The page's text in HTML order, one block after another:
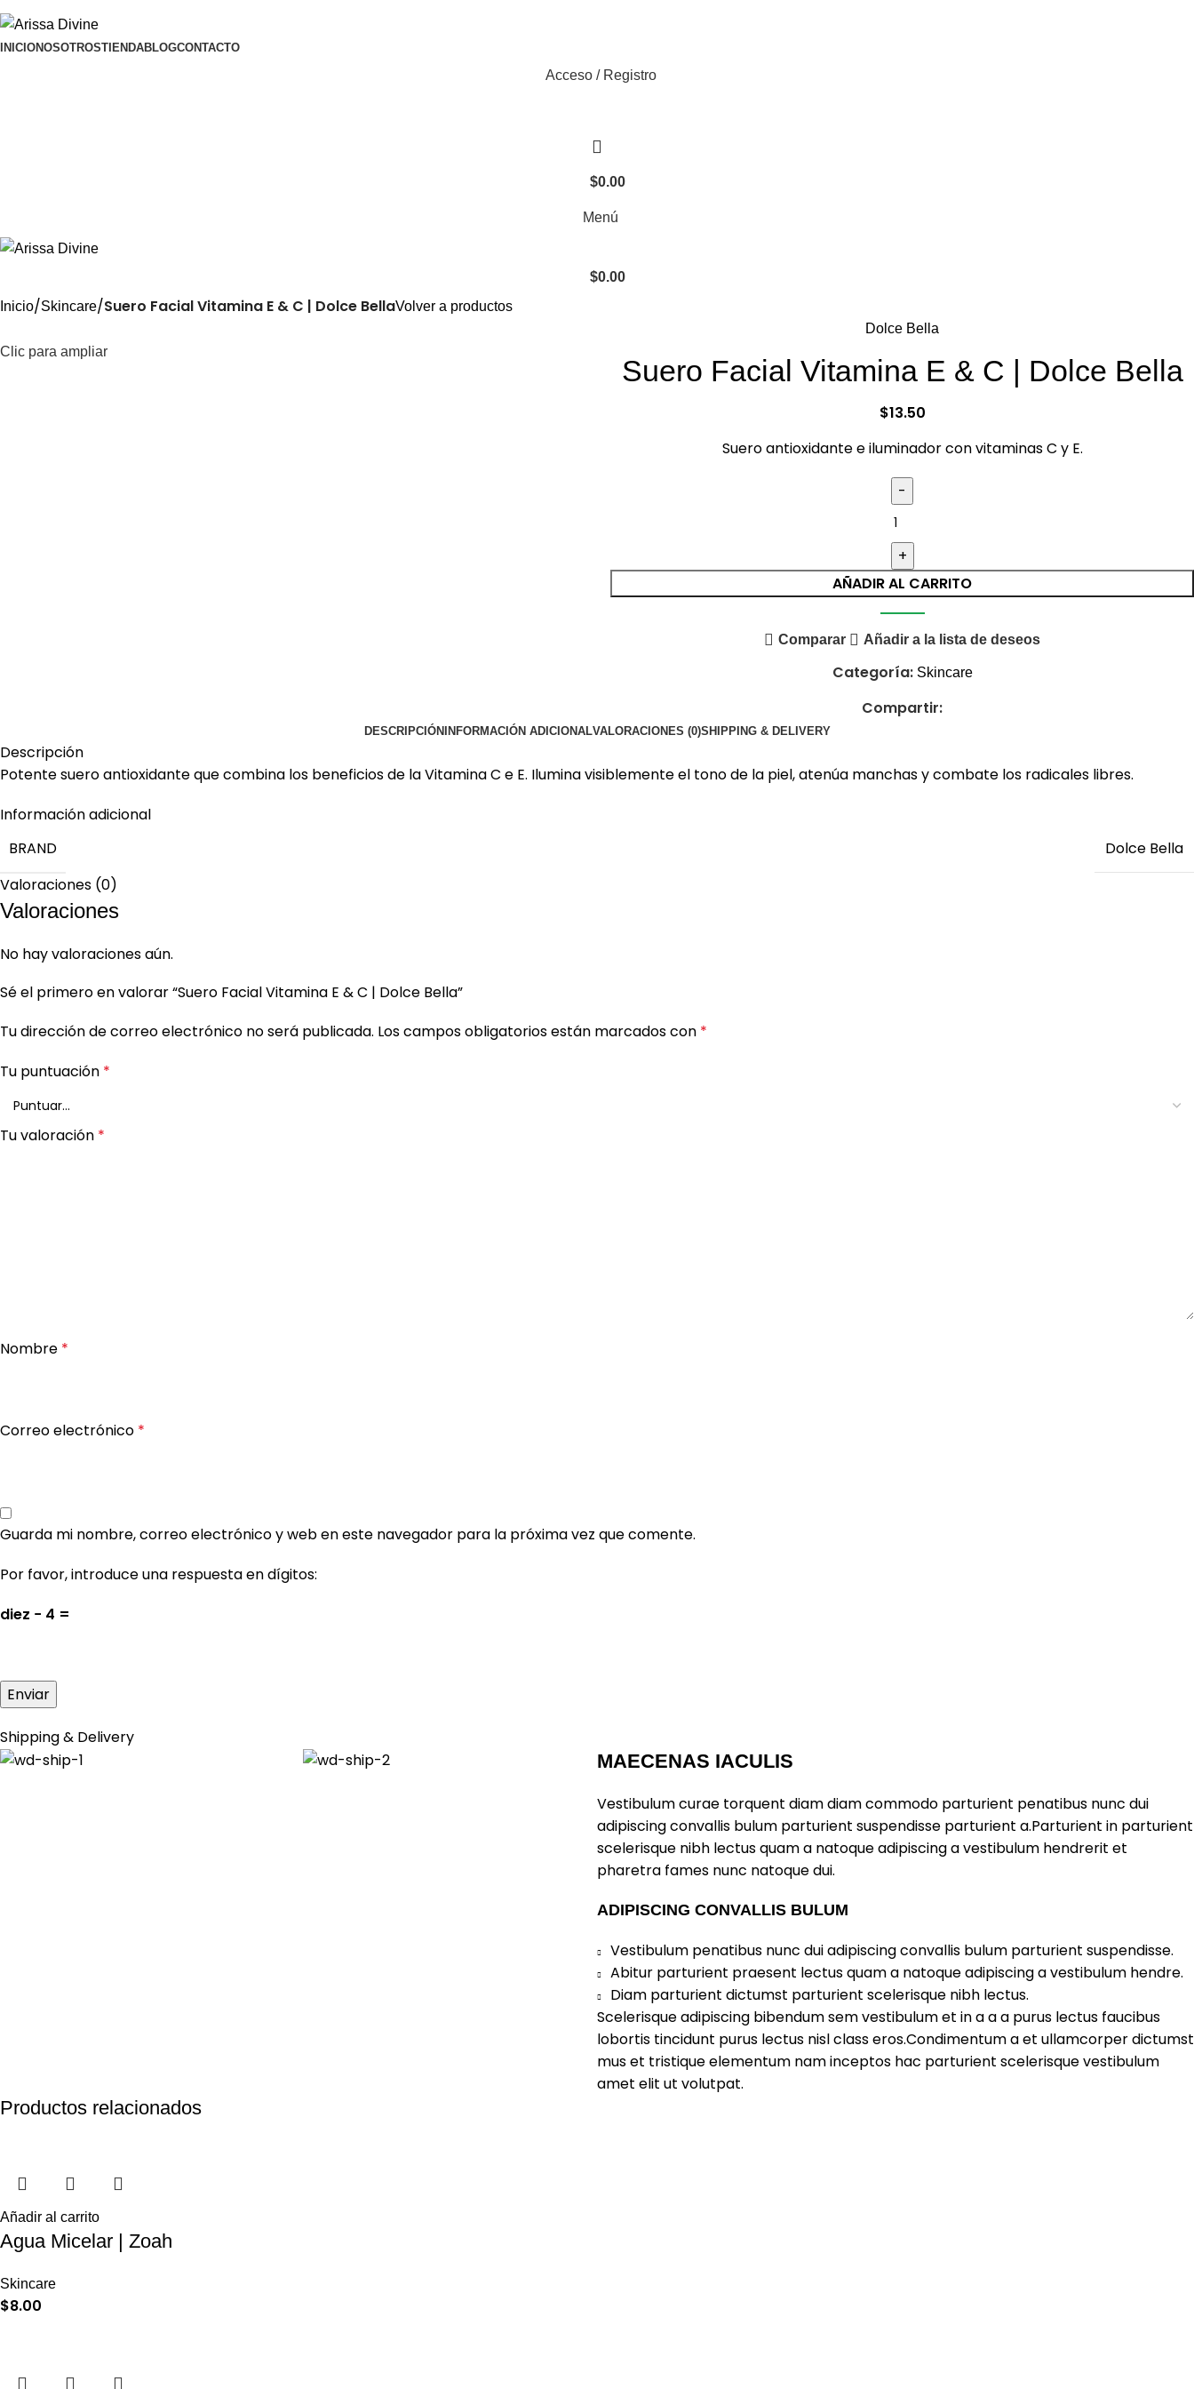
INICIONOSOTROSTIENDABLOGCONTACTO
Acceso / Registro
$0.00
Menú
$0.00
Inicio Skincare Suero Facial Vitamina E & C | Dolce BellaVolver a productos
Clic para ampliar
Dolce Bella
Suero Facial Vitamina E & C | Dolce Bella
$13.50
Suero antioxidante e iluminador con vitaminas C y E.
AÑADIR AL CARRITO
Comparar Añadir a la lista de deseos
Categoría: Skincare
Compartir:
DESCRIPCIÓNINFORMACIÓN ADICIONALVALORACIONES (0)SHIPPING & DELIVERY
Descripción
Potente suero antioxidante que combina los beneficios de la Vitamina C e E. Ilumina visiblemente el tono de la piel, atenúa manchas y combate los radicales libres.
Información adicional
BRAND
Dolce Bella
Valoraciones (0)
Valoraciones
No hay valoraciones aún.
Sé el primero en valorar “Suero Facial Vitamina E & C | Dolce Bella”
Tu dirección de correo electrónico no será publicada. Los campos obligatorios están marcados con *
Tu puntuación *
Tu valoración *
Nombre *
Correo electrónico *
Guarda mi nombre, correo electrónico y web en este navegador para la próxima vez que comente.
Por favor, introduce una respuesta en dígitos:
diez − 4 =
Shipping & Delivery
MAECENAS IACULIS
Vestibulum curae torquent diam diam commodo parturient penatibus nunc dui
adipiscing convallis bulum parturient suspendisse parturient a.Parturient in parturient
scelerisque nibh lectus quam a natoque adipiscing a vestibulum hendrerit et
pharetra fames nunc natoque dui.
ADIPISCING CONVALLIS BULUM
Vestibulum penatibus nunc dui adipiscing convallis bulum parturient suspendisse.
Abitur parturient praesent lectus quam a natoque adipiscing a vestibulum hendre.
Diam parturient dictumst parturient scelerisque nibh lectus.
Scelerisque adipiscing bibendum sem vestibulum et in a a a purus lectus faucibus
lobortis tincidunt purus lectus nisl class eros.Condimentum a et ullamcorper dictumst
mus et tristique elementum nam inceptos hac parturient scelerisque vestibulum
amet elit ut volutpat.
Productos relacionados
Añadir al carrito
Agua Micelar | Zoah
Skincare
$8.00